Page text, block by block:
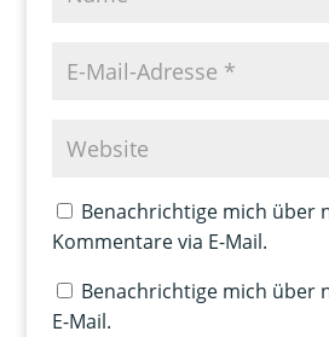
Benachrichtige mich über
Kommentare via E-Mail.
Benachrichtige mich über
E-Mail.